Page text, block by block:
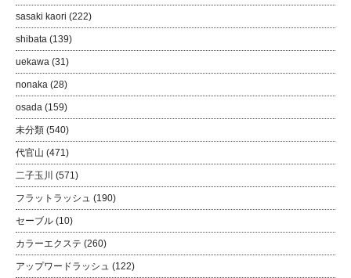
sasaki kaori (222)
shibata (139)
uekawa (31)
nonaka (28)
osada (159)
未分類 (540)
代官山 (471)
二子玉川 (571)
フラットラッシュ (190)
セーブル (10)
カラーエクステ (260)
アップワードラッシュ (122)